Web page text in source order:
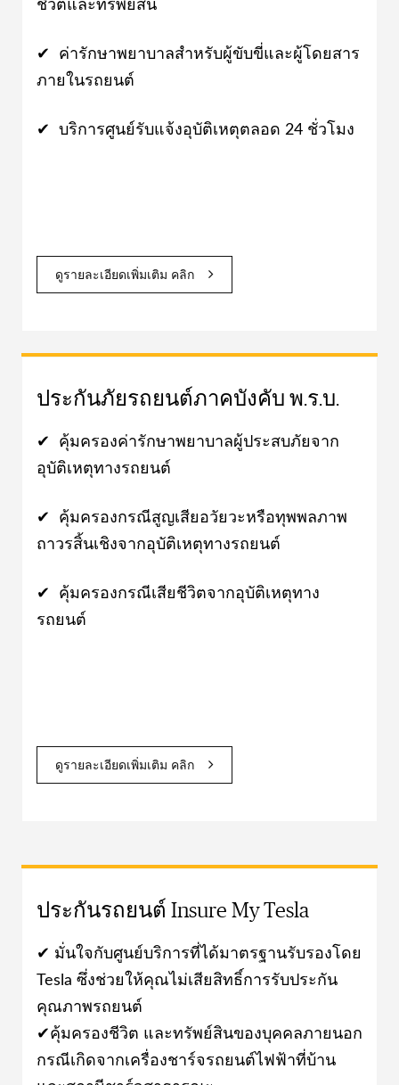
ชีวิตและทรัพย์สิน
✔ ค่ารักษาพยาบาลสำหรับผู้ขับขี่และผู้โดยสาร
ภายในรถยนต์
✔ บริการศูนย์รับแจ้งอุบัติเหตุตลอด 24 ชั่วโมง
ดูรายละเอียดเพิ่มเติม คลิก
ประกันภัยรถยนต์ภาคบังคับ พ.ร.บ.
✔ คุ้มครองค่ารักษาพยาบาลผู้ประสบภัยจาก
อุบัติเหตุทางรถยนต์
✔ คุ้มครองกรณีสูญเสียอวัยวะหรือทุพพลภาพ
ถาวรสิ้นเชิงจากอุบัติเหตุทางรถยนต์
✔ คุ้มครองกรณีเสียชีวิตจากอุบัติเหตุทาง
รถยนต์
ดูรายละเอียดเพิ่มเติม คลิก
ประกันรถยนต์ Insure My Tesla
✔ มั่นใจกับศูนย์บริการที่ได้มาตรฐานรับรองโดย
Tesla ซึ่งช่วยให้คุณไม่เสียสิทธิ์การรับประกัน
คุณภาพรถยนต์
✔คุ้มครองชีวิต และทรัพย์สินของบุคคลภายนอก
กรณีเกิดจากเครื่องชาร์จรถยนต์ไฟฟ้าที่บ้าน